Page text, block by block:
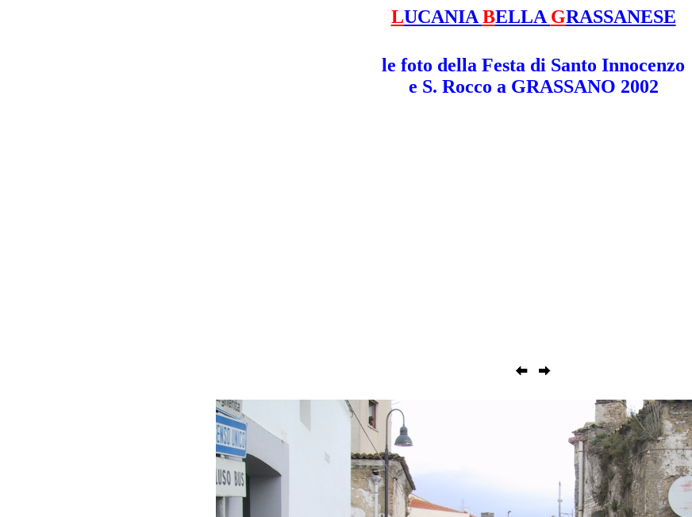
LUCANIA BELLA GRASSANESE
le foto della Festa di Santo Innocenzo
e S. Rocco a GRASSANO 2002